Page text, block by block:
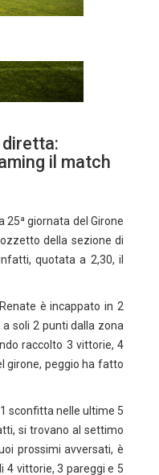
il match
25ª giornata del Girone
della sezione di
quotata a 2,30, il
è incappato in 2
soli 2 punti dalla zona
raccolto 3 vittorie, 4
girone, peggio ha fatto
sconfitta nelle ultime 5
si trovano al settimo
prossimi avversati, è
4 vittorie, 3 pareggi e 5